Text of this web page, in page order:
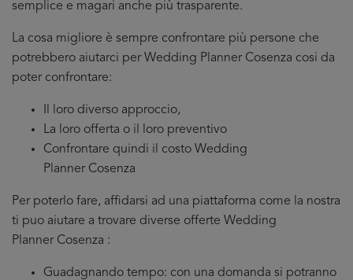
semplice e magari anche più trasparente.
La cosa migliore è sempre confrontare più persone che
potrebbero aiutarci per Wedding Planner Cosenza cosi da
poter confrontare:
Il loro diverso approccio,
La loro offerta o il loro preventivo
Confrontare quindi il costo Wedding
Planner Cosenza
Per poterlo fare, affidarsi ad una piattaforma come la nostra
ti puo aiutare a trovare diverse offerte Wedding
Planner Cosenza :
Guadagnando tempo: con una domanda si potranno